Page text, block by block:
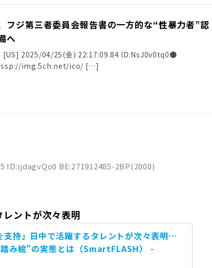
フジ第三者委員会報告書の一方的な“性暴力者”認
へ
[US] 2025/04/25(金) 22:17:09.84 ID:NsJ0v0tq0●
img.5ch.net/ico/ […]
ID:ijdagvQo0 BE:271912485-2BP(2000)
レントが次々表明
支持」日中で活躍するタレントが次々表明…
み絵”の実態とは（SmartFLASH） -